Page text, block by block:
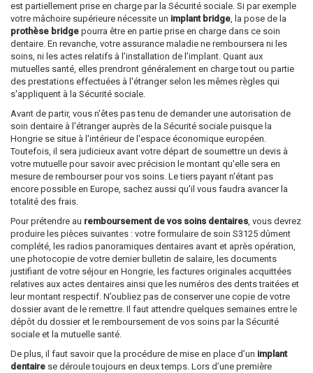
est partiellement prise en charge par la Sécurité sociale. Si par exemple
votre mâchoire supérieure nécessite un implant bridge, la pose de la
prothèse bridge pourra être en partie prise en charge dans ce soin
dentaire. En revanche, votre assurance maladie ne remboursera ni les
soins, ni les actes relatifs à l’installation de l’implant. Quant aux
mutuelles santé, elles prendront généralement en charge tout ou partie
des prestations effectuées à l'étranger selon les mêmes règles qui
s'appliquent à la Sécurité sociale.
Avant de partir, vous n'êtes pas tenu de demander une autorisation de
soin dentaire à l'étranger auprès de la Sécurité sociale puisque la
Hongrie se situe à l'intérieur de l'espace économique européen.
Toutefois, il sera judicieux avant votre départ de soumettre un devis à
votre mutuelle pour savoir avec précision le montant qu'elle sera en
mesure de rembourser pour vos soins. Le tiers payant n'étant pas
encore possible en Europe, sachez aussi qu'il vous faudra avancer la
totalité des frais.
Pour prétendre au remboursement de vos soins dentaires, vous devrez
produire les pièces suivantes : votre formulaire de soin S3125 dûment
complété, les radios panoramiques dentaires avant et après opération,
une photocopie de votre dernier bulletin de salaire, les documents
justifiant de votre séjour en Hongrie, les factures originales acquittées
relatives aux actes dentaires ainsi que les numéros des dents traitées et
leur montant respectif. N’oubliez pas de conserver une copie de votre
dossier avant de le remettre. Il faut attendre quelques semaines entre le
dépôt du dossier et le remboursement de vos soins par la Sécurité
sociale et la mutuelle santé.
De plus, il faut savoir que la procédure de mise en place d’un implant
dentaire se déroule toujours en deux temps. Lors d’une première